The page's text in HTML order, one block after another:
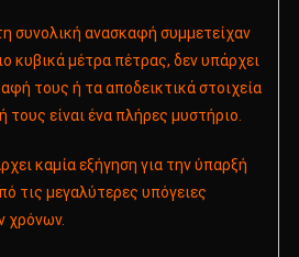
συνολική ανασκαφή συμμετείχαν
κυβικά μέτρα πέτρας, δενυπάρχει
τους ή τα αποδεικτικά στοιχεία
τους είναι ένα πλήρες μυστήριο.
καμία εξήγηση για την ύπαρξή
τις μεγαλύτερες υπόγειες
χρόνων.